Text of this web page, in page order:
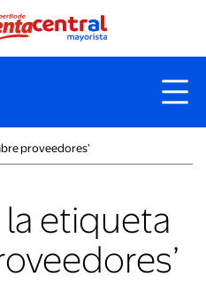
proveedores’
etiqueta